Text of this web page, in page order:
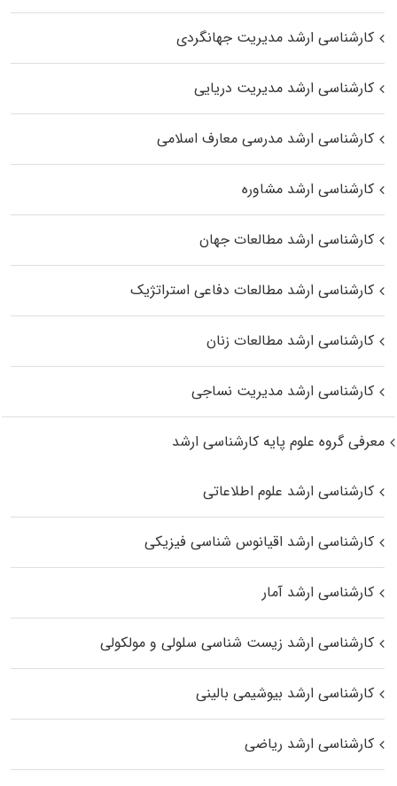
کارشناسی ارشد مدیریت جهانگردی
کارشناسی ارشد مدیریت دریایی
کارشناسی ارشد مدرسی معارف اسلامی
کارشناسی ارشد مشاوره
کارشناسی ارشد مطالعات جهان
کارشناسی ارشد مطالعات دفاعی استراتژیک
کارشناسی ارشد مطالعات زنان
کارشناسی ارشد مدیریت نساجی
معرفی گروه علوم پایه کارشناسی ارشد
کارشناسی ارشد علوم اطلاعاتی
کارشناسی ارشد اقیانوس‌ شناسی فیزیکی
کارشناسی ارشد آمار
کارشناسی ارشد زیست شناسی سلولی و مولکولی
کارشناسی ارشد بیوشیمی بالینی
کارشناسی ارشد ریاضی